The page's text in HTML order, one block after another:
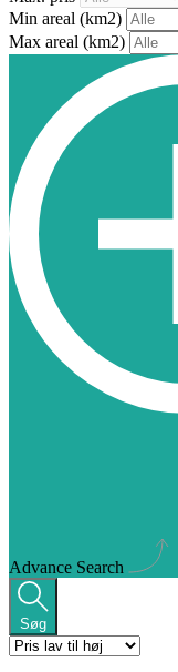
Min areal (km2)
Max areal (km2)
Advance Search
Søg